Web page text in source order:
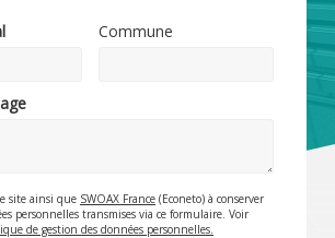
Commune
site ainsi que SWOAX France (Econeto) à conserver
personnelles transmises via ce formulaire. Voir
de gestion des données personnelles.